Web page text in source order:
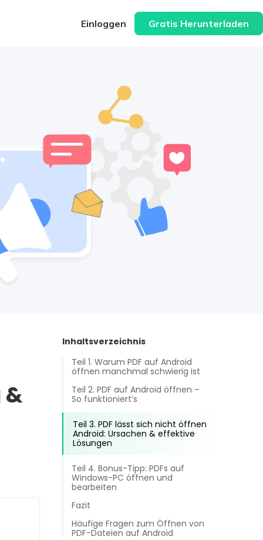
Einloggen Gratis Herunterladen
Inhaltsverzeichnis
Teil 1. Warum PDF auf Android
öffnen manchmal schwierig ist
Teil 2. PDF auf Android öffnen –
So funktioniert’s
Teil 3. PDF lässt sich nicht öffnen
Android: Ursachen & effektive
Lösungen
Teil 4. Bonus-Tipp: PDFs auf
Windows-PC öffnen und
bearbeiten
Fazit
Häufige Fragen zum Öffnen von
PDF-Dateien auf Android
&